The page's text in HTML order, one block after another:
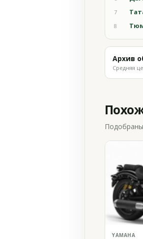
7
8
Архив
Средняя
YAMAHA